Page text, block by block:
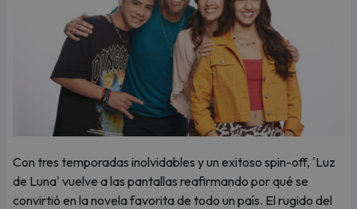
Con tres temporadas inolvidables y un exitoso spin-off, 'Luz
de Luna' vuelve a las pantallas reafirmando por qué se
convirtió en la novela favorita de todo un país. El rugido del